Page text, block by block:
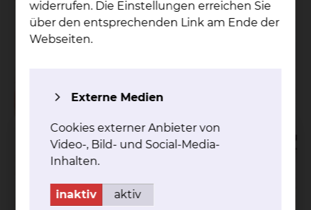
widerrufen. Die Einstellungen erreichen Sie
über den entsprechenden Link am Ende der
Webseiten.
Externe Medien
Cookies externer Anbieter von
Video-, Bild- und Social-Media-
Inhalten.
inaktiv aktiv